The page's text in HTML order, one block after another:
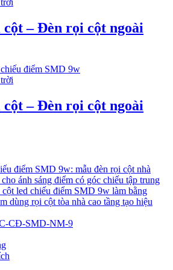
– Đèn rọi cột ngoài
– Đèn rọi cột ngoài
điểm SMD 9w: mẫu đèn rọi cột nhà
ánh sáng điểm có góc chiếu tập trung
led chiếu điểm SMD 9w làm bằng
dùng rọi cột tòa nhà cao tầng tạo hiệu
CĐ-SMD-NM-9